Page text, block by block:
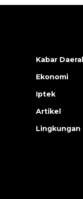
Kabar
Ekonomi
Iptek
Artikel
Lingkungan